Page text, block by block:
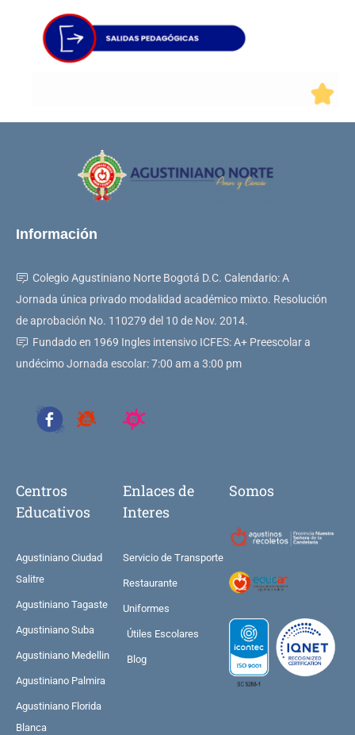
Información
Colegio Agustiniano Norte Bogotá D.C. Calendario: A
Jornada única privado modalidad académico mixto. Resolución
de aprobación No. 110279 del 10 de Nov. 2014.
Fundado en 1969 Ingles intensivo ICFES: A+ Preescolar a
undécimo Jornada escolar: 7:00 am a 3:00 pm
Centros
Educativos
Agustiniano Ciudad
Salitre
Agustiniano Tagaste
Agustiniano Suba
Agustiniano Medellin
Agustiniano Palmira
Agustiniano Florida
Blanca
Enlaces de
Interes
Servicio de Transporte
Restaurante
Uniformes
Útiles Escolares
Blog
Somos